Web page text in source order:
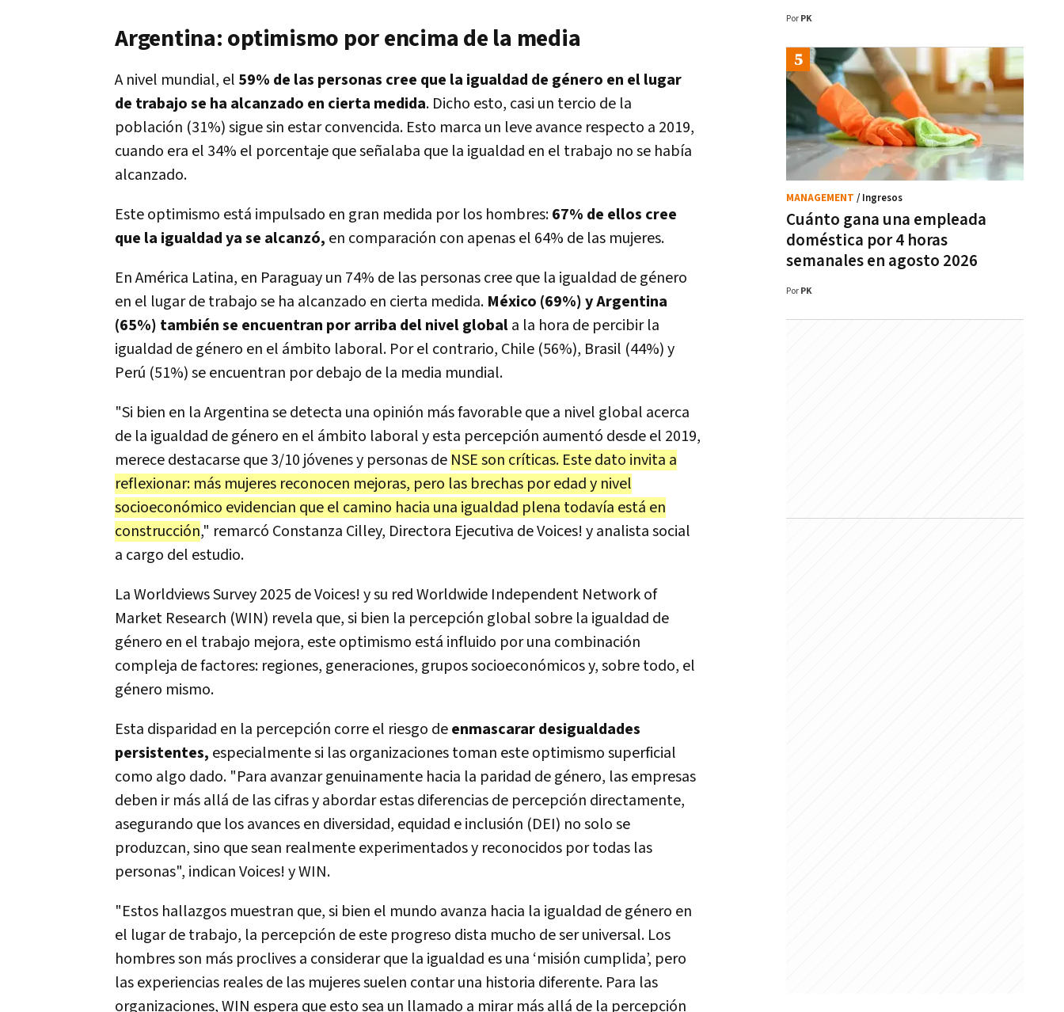
Argentina: optimismo por encima de la media
A nivel mundial, el 59% de las personas cree que la igualdad de género en el lugar
de trabajo se ha alcanzado en cierta medida. Dicho esto, casi un tercio de la
población (31%) sigue sin estar convencida. Esto marca un leve avance respecto a 2019,
cuando era el 34% el porcentaje que señalaba que la igualdad en el trabajo no se había
alcanzado.
Este optimismo está impulsado en gran medida por los hombres:67% de ellos cree
que la igualdad ya se alcanzó, en comparación con apenas el 64% de las mujeres.
En América Latina, en Paraguay un 74% de las personas cree que la igualdad de género
en el lugar de trabajo se ha alcanzado en cierta medida. México (69%) y Argentina
(65%) también se encuentran por arriba del nivel globala la hora de percibir la
igualdad de género en el ámbito laboral. Por el contrario, Chile (56%), Brasil (44%) y
Perú (51%) se encuentran por debajo de la media mundial.
"Si bien en la Argentina se detecta una opinión más favorable que a nivel global acerca
de la igualdad de género en el ámbito laboral y esta percepción aumentó desde el 2019,
merece destacarse que 3/10 jóvenes y personas de NSE son críticas. Este dato invita a
reflexionar: más mujeres reconocen mejoras, pero las brechas por edad y nivel
socioeconómico evidencian que el camino hacia una igualdad plena todavía está en
construcción," remarcó Constanza Cilley, Directora Ejecutiva de Voices! y analista social
a cargo del estudio.
La Worldviews Survey 2025 de Voices! y su red Worldwide Independent Network of
Market Research (WIN) revela que, si bien la percepción global sobre la igualdad de
género en el trabajo mejora, este optimismo está influido por una combinación
compleja de factores: regiones, generaciones, grupos socioeconómicos y, sobre todo, el
género mismo.
Esta disparidad en la percepción corre el riesgo deenmascarar desigualdades
persistentes, especialmente si las organizaciones toman este optimismo superficial
como algo dado. "Para avanzar genuinamente hacia la paridad de género, las empresas
deben ir más allá de las cifras y abordar estas diferencias de percepción directamente,
asegurando que los avances en diversidad, equidad e inclusión (DEI) no solo se
produzcan, sino que sean realmente experimentados y reconocidos por todas las
personas", indican Voices! y WIN.
"Estos hallazgos muestran que, si bien el mundo avanza hacia la igualdad de género en
el lugar de trabajo, la percepción de este progreso dista mucho de ser universal. Los
hombres son más proclives a considerar que la igualdad es una ‘misión cumplida’, pero
las experiencias reales de las mujeres suelen contar una historia diferente. Para las
organizaciones, WIN espera que esto sea un llamado a mirar más allá de la percepción
Por PK
Cuánto gana una empleada
doméstica por 4 horas
semanales en agosto 2026
MANAGEMENT / Ingresos
Por PK